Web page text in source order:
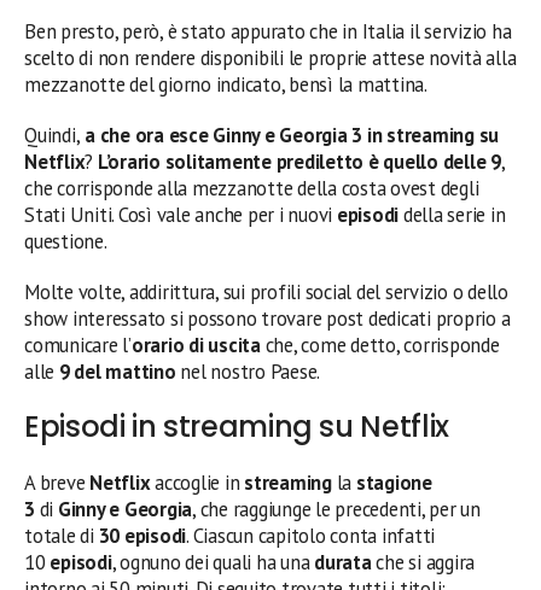
Ben presto, però, è stato appurato che in Italia il servizio ha
scelto di non rendere disponibili le proprie attese novità alla
mezzanotte del giorno indicato, bensì la mattina.
Quindi, a che ora esceGinny e Georgia 3 in streaming su
Netflix? L’orario solitamente prediletto è quello delle 9,
che corrisponde alla mezzanotte della costa ovest degli
Stati Uniti. Così vale anche per i nuovi episodidella serie in
questione.
Molte volte, addirittura, sui profili social del servizio o dello
show interessato si possono trovare post dedicati proprio a
comunicare l’orario di uscitache, come detto, corrisponde
alle 9 del mattino nel nostro Paese.
Episodi in streaming su Netflix
A breve Netflixaccoglie in streamingla stagione
3 di Ginny e Georgia, che raggiunge le precedenti, per un
totale di 30 episodi. Ciascun capitolo conta infatti
10 episodi, ognuno dei quali ha unaduratache si aggira